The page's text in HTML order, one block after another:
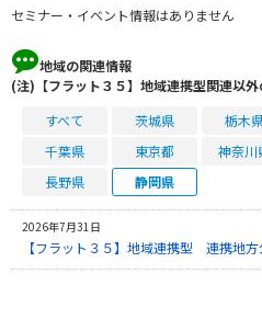
セミナー・イベント情報はありません
地域の関連情報
(注)【フラット３５】地域連携型関連以
すべて
茨城県 栃木
千葉県
東京都 神奈川
長野県
静岡県
2026年7月31日
【フラット３５】地域連携型 連携地方